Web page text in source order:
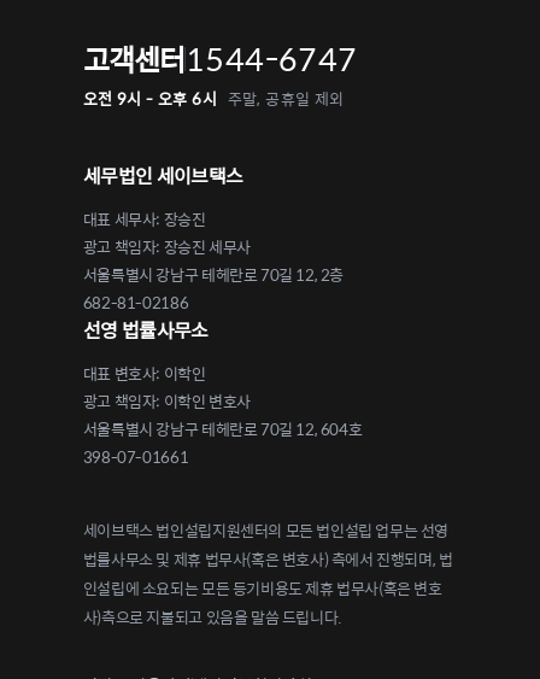
고객센터1544-6747
오전 9시 - 오후 6시 주말, 공휴일 제외
세무법인 세이브택스
대표 세무사: 장승진
광고 책임자: 장승진 세무사
서울특별시 강남구 테헤란로 70길 12, 2층
682-81-02186
선영 법률사무소
대표 변호사: 이학인
광고 책임자: 이학인 변호사
서울특별시 강남구 테헤란로 70길 12, 604호
398-07-01661
세이브택스 법인설립지원센터의 모든 법인설립 업무는 선영
법률사무소 및 제휴 법무사(혹은 변호사) 측에서 진행되며, 법
인설립에 소요되는 모든 등기비용도 제휴 법무사(혹은 변호
사)측으로 지불되고 있음을 말씀 드립니다.